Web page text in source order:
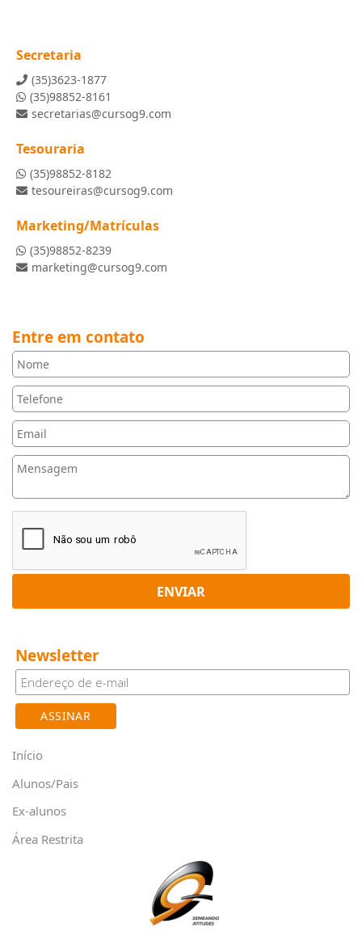
Secretaria
(35)3623-1877
(35)98852-8161
secretarias@cursog9.com
Tesouraria
(35)98852-8182
tesoureiras@cursog9.com
Marketing/Matrículas
(35)98852-8239
marketing@cursog9.com
Entre em contato
ENVIAR
Newsletter
Início
Alunos/Pais
Ex-alunos
Área Restrita